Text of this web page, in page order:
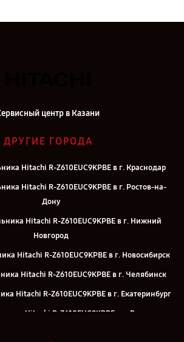
центр в Казани
ДРУГИЕ ГОРОДА
Hitachi R-Z610EUC9KPBE в г. Краснодар
Hitachi R-Z610EUC9KPBE в г. Ростов-на-
Дону
Hitachi R-Z610EUC9KPBE в г. Нижний
Новгород
Hitachi R-Z610EUC9KPBE в г. Новосибирск
Hitachi R-Z610EUC9KPBE в г. Челябинск
Hitachi R-Z610EUC9KPBE в г. Екатеринбург
Hitachi R-Z610EUC9KPBE в г. Воронеж